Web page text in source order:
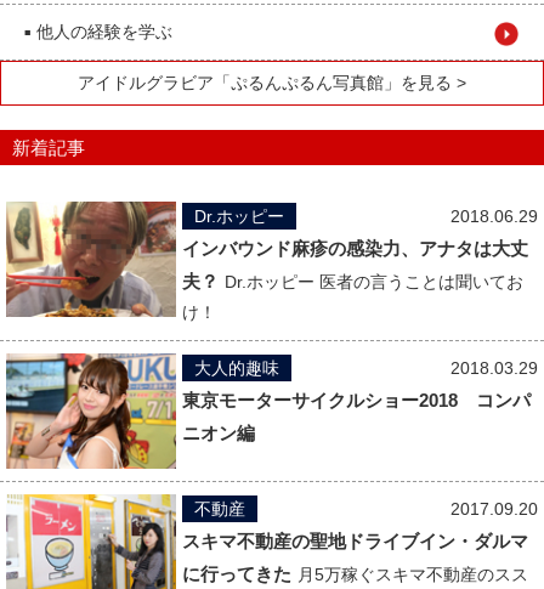
■ 他人の経験を学ぶ
アイドルグラビア「ぷるんぷるん写真館」を見る >
新着記事
2018.06.29
Dr.ホッピー
インバウンド麻疹の感染力、アナタは大丈
夫？ Dr.ホッピー 医者の言うことは聞いてお
け！
2018.03.29
大人的趣味
東京モーターサイクルショー2018 コンパ
ニオン編
2017.09.20
不動産
スキマ不動産の聖地ドライブイン・ダルマ
に行ってきた 月5万稼ぐスキマ不動産のスス